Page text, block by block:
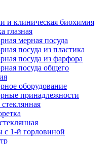
и клиническая биохимия
глазная
мерная посуда
посуда из пластика
посуда из фарфора
посуда общего
оборудование
принадлежности
с 1-й горловиной